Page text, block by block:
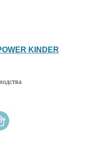
KINDER